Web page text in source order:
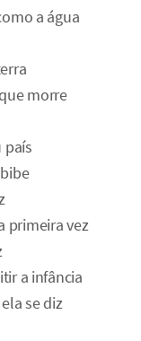
a água
morre
país
primeira vez
a infância
se diz